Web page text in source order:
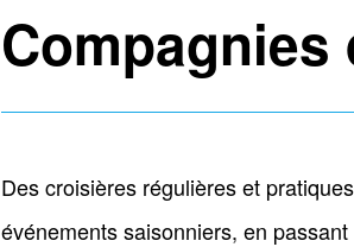
Compagnies
Des croisières régulières et
événements saisonniers, en